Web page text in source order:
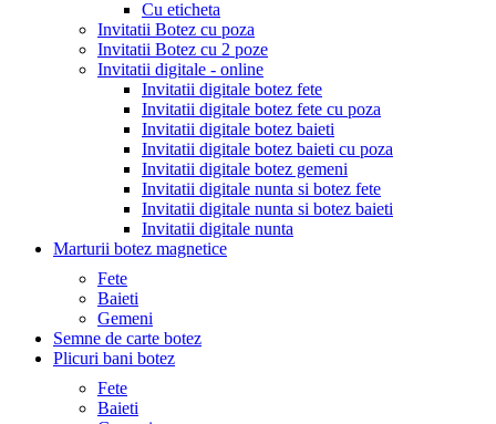
Cu eticheta
Invitatii Botez cu poza
Invitatii Botez cu 2 poze
Invitatii digitale - online
Invitatii digitale botez fete
Invitatii digitale botez fete cu poza
Invitatii digitale botez baieti
Invitatii digitale botez baieti cu poza
Invitatii digitale botez gemeni
Invitatii digitale nunta si botez fete
Invitatii digitale nunta si botez baieti
Invitatii digitale nunta
Marturii botez magnetice
Fete
Baieti
Gemeni
Semne de carte botez
Plicuri bani botez
Fete
Baieti